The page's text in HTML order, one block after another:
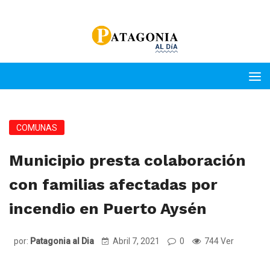
COMUNAS
Municipio presta colaboración
con familias afectadas por
incendio en Puerto Aysén
por: Patagonia al Dia Abril 7, 2021 0 744 Ver